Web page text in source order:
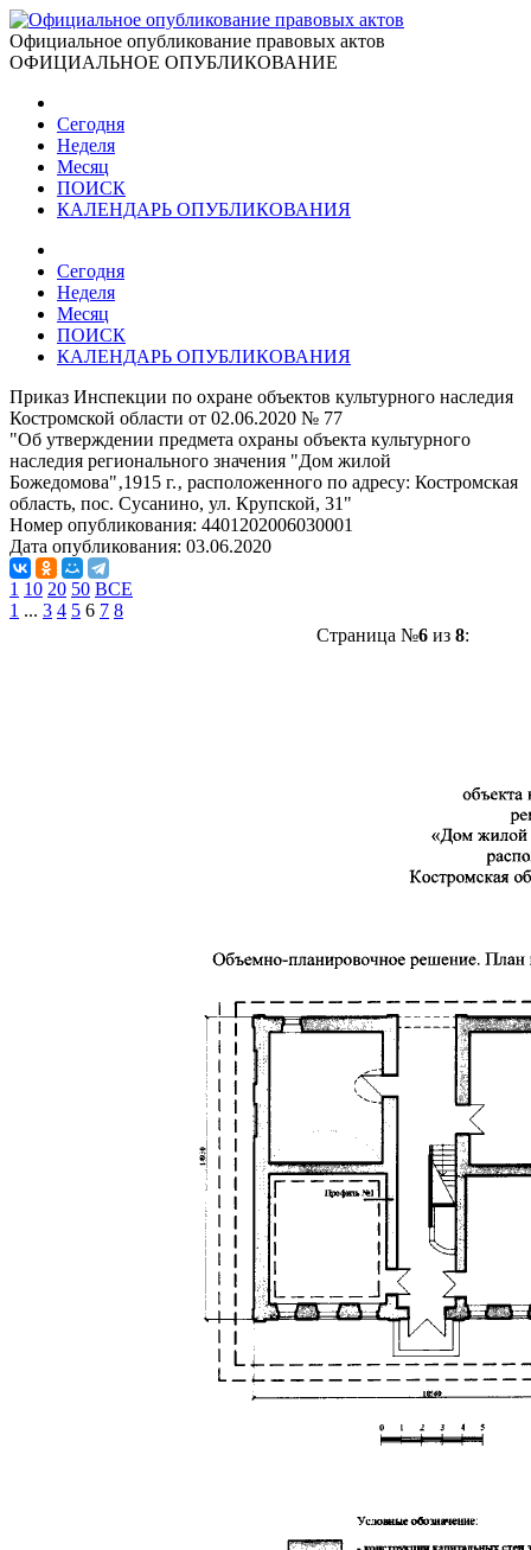
Официальное опубликование правовых актов
ОФИЦИАЛЬНОЕ ОПУБЛИКОВАНИЕ
Сегодня
Неделя
Месяц
ПОИСК
КАЛЕНДАРЬ ОПУБЛИКОВАНИЯ
Сегодня
Неделя
Месяц
ПОИСК
КАЛЕНДАРЬ ОПУБЛИКОВАНИЯ
Приказ Инспекции по охране объектов культурного наследия
Костромской области от 02.06.2020 № 77
"Об утверждении предмета охраны объекта культурного
наследия регионального значения "Дом жилой
Божедомова"‚1915 г.‚ расположенного по адресу: Костромская
область, пос. Сусанино, ул. Крупcкой, 31"
Номер опубликования: 4401202006030001
Дата опубликования: 03.06.2020
1 10 20 50 ВСЕ
1 ... 3 4 5 6 7 8
Страница №6из 8: